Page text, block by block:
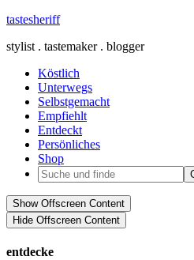
tastesheriff
stylist . tastemaker . blogger
Köstlich
Unterwegs
Selbstgemacht
Empfiehlt
Entdeckt
Persönliches
Shop
Show Offscreen Content
Hide Offscreen Content
entdecke